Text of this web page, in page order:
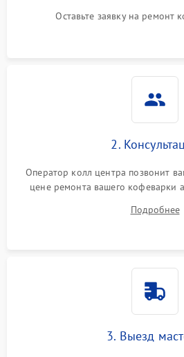
Оставьте заявку на ремонт
2.
Оператор колл центра позвонит
цене ремонта вашего кофеварки
Подробнее
3. Выезд